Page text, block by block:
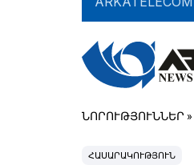
ՆՈՐՈՒԹՅՈՒՆՆԵՐ »
ՀԱՍԱՐԱԿՈՒԹՅՈՒՆ